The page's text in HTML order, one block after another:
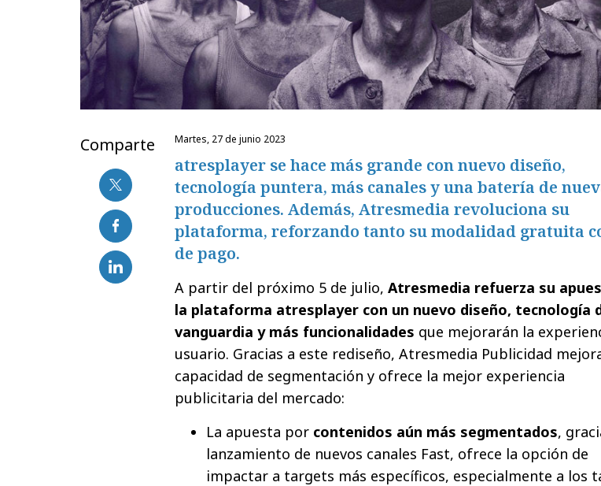
Comparte martes, 27 de junio 2023
atresplayer se hace más grande con nuevo diseño,
tecnología puntera, más canales y una batería de
producciones. Además, Atresmedia revoluciona su
plataforma, reforzando tanto su modalidad gratuita
de pago.
A partir del próximo 5 de julio, Atresmedia refuerza su
la plataforma atresplayer con un nuevo diseño, tecnología
vanguardia y más funcionalidades que mejorarán la
usuario. Gracias a este rediseño, Atresmedia Publicidad
capacidad de segmentación y ofrece la mejor experiencia
publicitaria del mercado:
La apuesta por contenidos aún más segmentados,
lanzamiento de nuevos canales Fast, ofrece la opción de
impactar a targets más específicos, especialmente a los